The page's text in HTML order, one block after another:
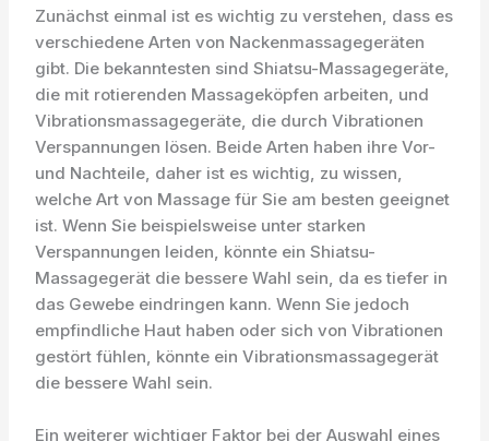
Zunächst einmal ist es wichtig zu verstehen, dass es
verschiedene Arten von Nackenmassagegeräten
gibt. Die bekanntesten sind Shiatsu-Massagegeräte,
die mit rotierenden Massageköpfen arbeiten, und
Vibrationsmassagegeräte, die durch Vibrationen
Verspannungen lösen. Beide Arten haben ihre Vor-
und Nachteile, daher ist es wichtig, zu wissen,
welche Art von Massage für Sie am besten geeignet
ist. Wenn Sie beispielsweise unter starken
Verspannungen leiden, könnte ein Shiatsu-
Massagegerät die bessere Wahl sein, da es tiefer in
das Gewebe eindringen kann. Wenn Sie jedoch
empfindliche Haut haben oder sich von Vibrationen
gestört fühlen, könnte ein Vibrationsmassagegerät
die bessere Wahl sein.
Ein weiterer wichtiger Faktor bei der Auswahl eines